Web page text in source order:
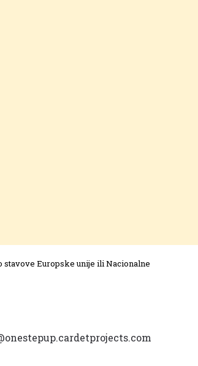
stavove Europske unije ili Nacionalne